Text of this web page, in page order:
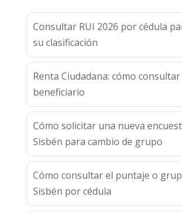
Consultar RUI 2026 por cédula
su clasificación
Renta Ciudadana: cómo consultar
beneficiario
Cómo solicitar una nueva
Sisbén para cambio de grupo
Cómo consultar el puntaje o
Sisbén por cédula